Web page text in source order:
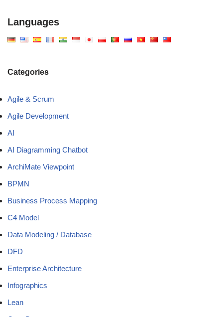
Languages
Categories
Agile & Scrum
Agile Development
AI
AI Diagramming Chatbot
ArchiMate Viewpoint
BPMN
Business Process Mapping
C4 Model
Data Modeling / Database
DFD
Enterprise Architecture
Infographics
Lean